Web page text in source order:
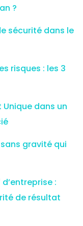
?
sécurité dans le
risques : les 3
Unique dans un
sans gravité qui
:
de résultat